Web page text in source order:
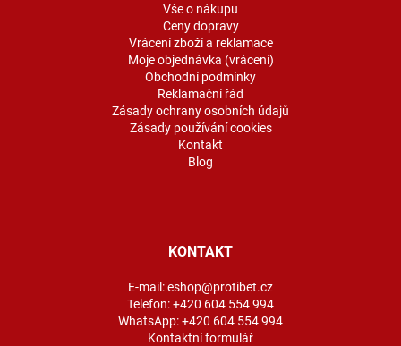
Vše o nákupu
Ceny dopravy
Vrácení zboží a reklamace
Moje objednávka (vrácení)
Obchodní podmínky
Reklamační řád
Zásady ochrany osobních údajů
Zásady používání cookies
Kontakt
Blog
KONTAKT
E-mail:eshop@protibet.cz
Telefon:+420 604 554 994
WhatsApp:+420 604 554 994
Kontaktní formulář